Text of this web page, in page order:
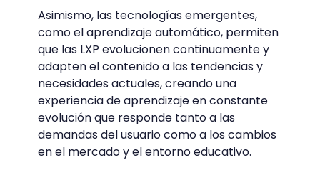
Asimismo, las tecnologías emergentes,
como el aprendizaje automático, permiten
que las LXP evolucionen continuamente y
adapten el contenido a las tendencias y
necesidades actuales, creando una
experiencia de aprendizaje en constante
evolución que responde tanto a las
demandas del usuario como a los cambios
en el mercado y el entorno educativo.